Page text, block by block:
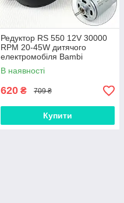
Редуктор RS 550 12V 30000
RPM 20-45W дитячого
електромобіля Bambi
В наявності
620 ₴ 709 ₴
Купити